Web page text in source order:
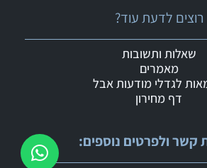
קשר ולפרטים נוספים:
רוצים לדעת עוד?
שאלות ותשובות
מאמרים
לגדלי מודעות אבל
דף מחירון